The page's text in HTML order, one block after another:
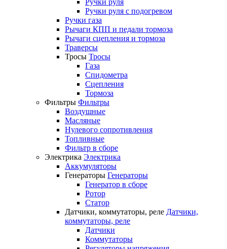
Ручки руля
Ручки руля с подогревом
Ручки газа
Рычаги КПП и педали тормоза
Рычаги сцепления и тормоза
Траверсы
Тросы Тросы
Газа
Спидометра
Сцепления
Тормоза
Фильтры Фильтры
Воздушные
Масляные
Нулевого сопротивления
Топливные
Фильтр в сборе
Электрика Электрика
Аккумуляторы
Генераторы Генераторы
Генератор в сборе
Ротор
Статор
Датчики, коммутаторы, реле Датчики,
коммутаторы, реле
Датчики
Коммутаторы